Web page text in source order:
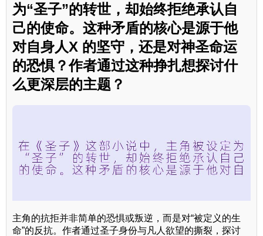
为“圣子”的转世，却始终拒绝承认自
己的使命。这种矛盾的核心是源于他
对自身人X 的坚守，还是对神圣命运
的恐惧？作者通过这种挣扎想探讨什
么更深层的主题？
主角的抗拒并非简单的恐惧或叛逆，而是对“被定义的生
命”的反抗。作者通过圣子身份与凡人欲望的撕裂，探讨